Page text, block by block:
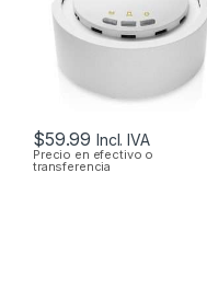
$59.99 Incl. IVA
Precio en efectivo o
transferencia